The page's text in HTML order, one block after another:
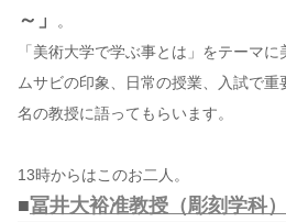
～」
。
「美術大学で学ぶ事とは」をテーマ
ムサビの印象、日常の授業、入試で
名の教授に語ってもらいます。
13時からはこのお二人。
■冨井大裕准教授（彫刻学科）